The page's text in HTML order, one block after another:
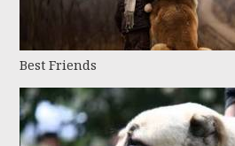
Best Friends